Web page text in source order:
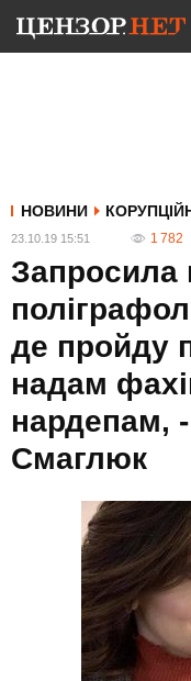
НОВИНИ
23.10.19 15:51 1 782
Запросила
де пройду
надам
нардепам,
Смаглюк